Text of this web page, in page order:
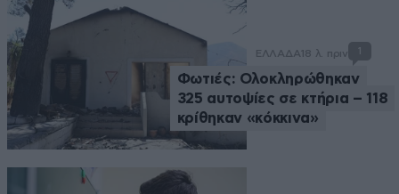
ΕΛΛΑΔΑ 18 λ. πριν
Φωτιές: Ολοκληρώθηκαν
325 αυτοψίες σε κτήρια – 118
κρίθηκαν «κόκκινα»